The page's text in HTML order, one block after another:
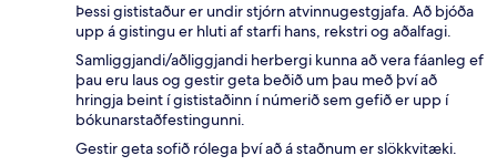
Þessi gististaður er undir stjórn atvinnugestgjafa. Að bjóða
upp á gistingu er hluti af starfi hans, rekstri og aðalfagi.
Samliggjandi/aðliggjandi herbergi kunna að vera fáanleg ef
þau eru laus og gestir geta beðið um þau með því að
hringja beint í gististaðinn í númerið sem gefið er upp í
bókunarstaðfestingunni.
Gestir geta sofið rólega því að á staðnum er slökkvitæki.